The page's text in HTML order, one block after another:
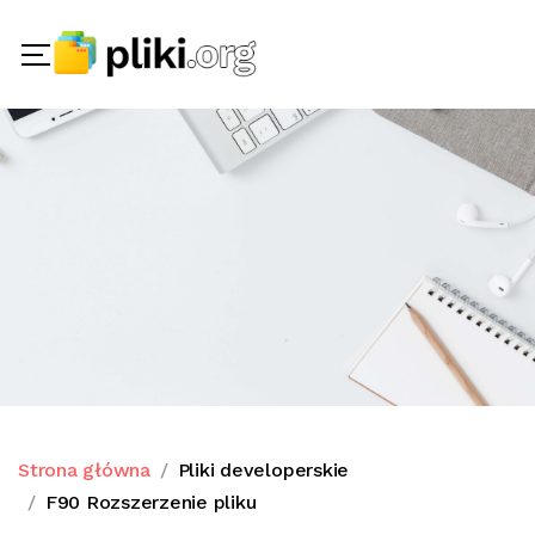
Strona główna
Pliki developerskie
F90 Rozszerzenie pliku